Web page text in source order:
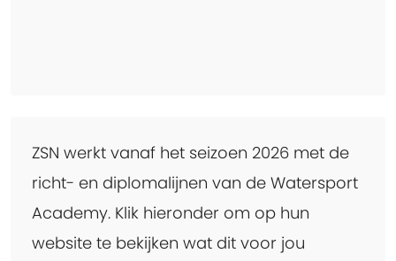
ZSN werkt vanaf het seizoen 2026 met de
richt- en diplomalijnen van de Watersport
Academy. Klik hieronder om op hun
website te bekijken wat dit voor jou